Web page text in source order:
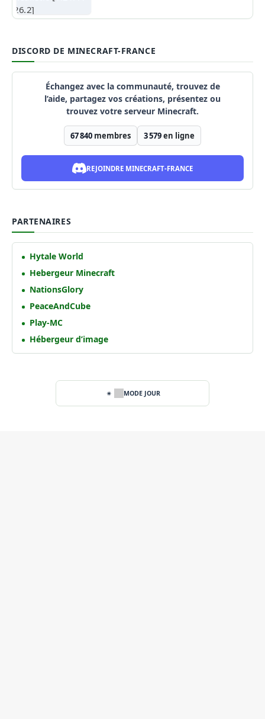
DISCORD DE MINECRAFT-FRANCE
Échangez avec la communauté, trouvez de
l’aide, partagez vos créations, présentez ou
trouvez votre serveur Minecraft.
67 840 membres 3 579en ligne
REJOINDRE MINECRAFT-FRANCE
PARTENAIRES
Hytale World
Hebergeur Minecraft
NationsGlory
PeaceAndCube
Play-MC
Hébergeur d’image
MODE JOUR